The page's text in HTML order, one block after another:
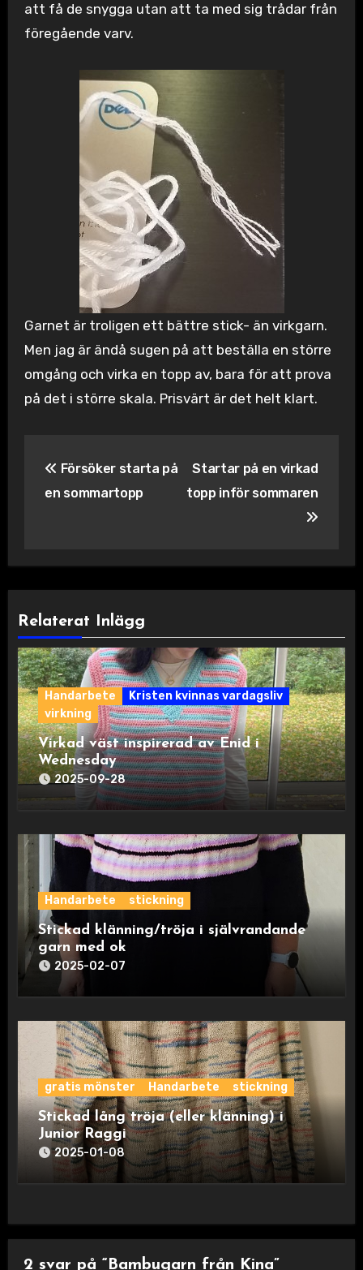
att få de snygga utan att ta med sig trådar från
föregående varv.
Garnet är troligen ett bättre stick- än virkgarn.
Men jag är ändå sugen på att beställa en större
omgång och virka en topp av, bara för att prova
på det i större skala. Prisvärt är det helt klart.
Försöker starta på
en sommartopp
Startar på en virkad
topp inför sommaren
Relaterat Inlägg
Handarbete
Kristen kvinnas vardagsliv
virkning
Virkad väst inspirerad av Enid i
Wednesday
2025-09-28
Handarbete stickning
Stickad klänning/tröja i självrandande
garn med ok
2025-02-07
gratis mönster Handarbete stickning
Stickad lång tröja (eller klänning) i
Junior Raggi
2025-01-08
2 svar på “Bambugarn från Kina”